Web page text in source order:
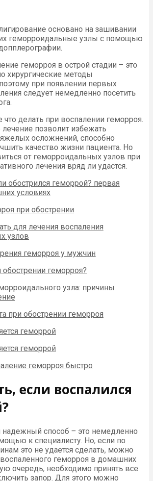
основано на зашивании
геморроидальные узлы с помощью
геморроя в острой стадии – это
хирургические методы
при появлении первых
следует немедленно посетить
что делать при воспалении геморроя.
позволит избежать
осложнений, способно
качество жизни пациента. Но
от геморроидальных узлов при
лечения вряд ли удастся.
если воспалился
способ – это немедленно
к специалисту. Но, если по
это не удается сделать, можно
геморроя в домашних
очередь, необходимо принять все
запор. Для этого можно